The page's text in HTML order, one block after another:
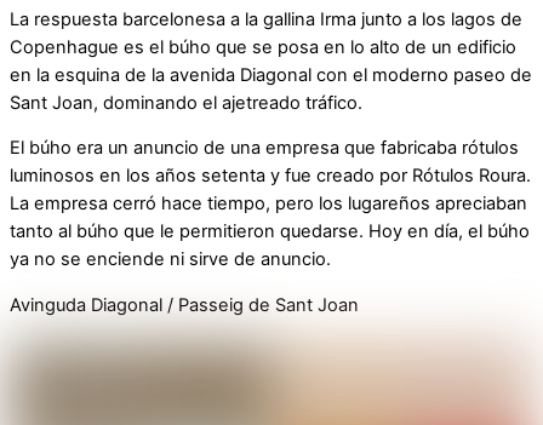
La respuesta barcelonesa a la gallina Irma junto a los lagos de
Copenhague es el búho que se posa en lo alto de un edificio
en la esquina de la avenida Diagonal con el moderno paseo de
Sant Joan, dominando el ajetreado tráfico.
El búho era un anuncio de una empresa que fabricaba rótulos
luminosos en los años setenta y fue creado por Rótulos Roura.
La empresa cerró hace tiempo, pero los lugareños apreciaban
tanto al búho que le permitieron quedarse. Hoy en día, el búho
ya no se enciende ni sirve de anuncio.
Avinguda Diagonal / Passeig de Sant Joan